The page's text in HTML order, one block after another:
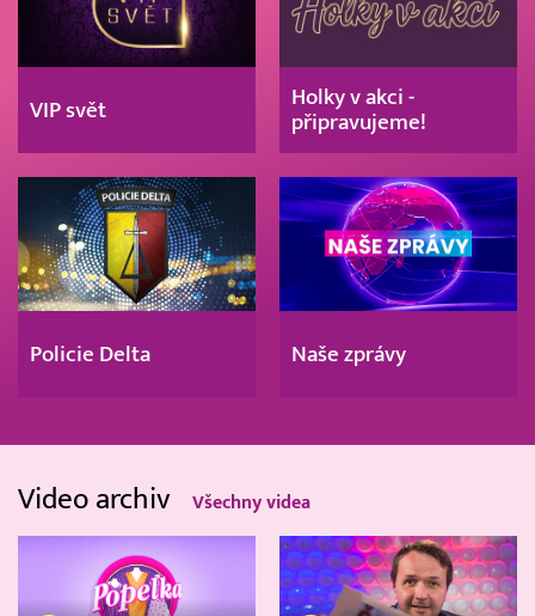
VIP svět
Holky v akci -
připravujeme!
Policie Delta Naše zprávy
Video archiv Všechny videa